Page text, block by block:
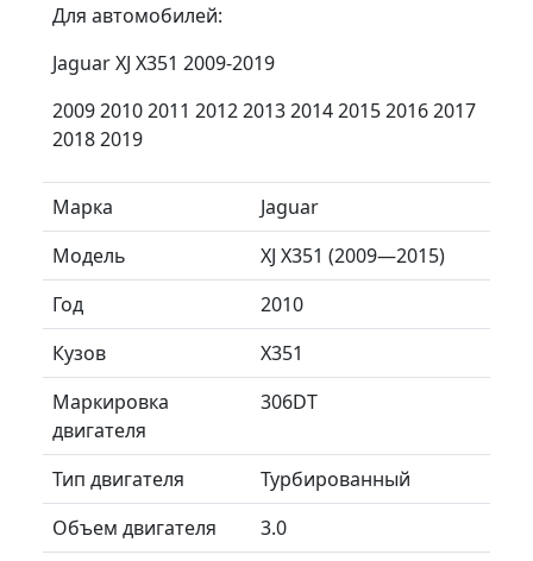
Для автомобилей:
Jaguar XJ X351 2009-2019
2009 2010 2011 2012 2013 2014 2015 2016 2017
2018 2019
Марка
Jaguar
Модель
XJ X351 (2009—2015)
Год
2010
Кузов
X351
Маркировка
двигателя
306DT
Тип двигателя
Турбированный
Объем двигателя
3.0